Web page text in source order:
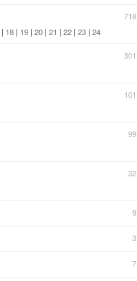
718
| 18 | 19 | 20 | 21 | 22 | 23 | 24
301
101
99
32
9
3
7